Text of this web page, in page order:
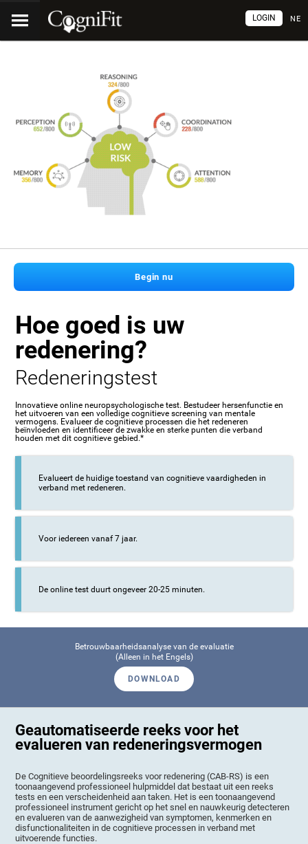
NE
LOGIN
Begin nu
Hoe goed is uw
redenering?
Redeneringstest
Innovatieve online neuropsychologische test. Bestudeer hersenfunctie en
het uitvoeren van een volledige cognitieve screening van mentale
vermogens. Evalueer de cognitieve processen die het redeneren
beïnvloeden en identificeer de zwakke en sterke punten die verband
houden met dit cognitieve gebied.*
Evalueert de huidige toestand van cognitieve vaardigheden in
verband met redeneren.
Voor iedereen vanaf 7 jaar.
De online test duurt ongeveer 20-25 minuten.
Betrouwbaarheidsanalyse van de evaluatie
(Alleen in het Engels)
DOWNLOAD
Geautomatiseerde reeks voor het
evalueren van redeneringsvermogen
De Cognitieve beoordelingsreeks voor redenering (CAB-RS) is een
toonaangevend professioneel hulpmiddel dat bestaat uit een reeks
tests en een verscheidenheid aan taken. Het is een toonaangevend
professioneel instrument gericht op het snel en nauwkeurig detecteren
en evalueren van de aanwezigheid van symptomen, kenmerken en
disfunctionaliteiten in de cognitieve processen in verband met
uitvoerende functies.